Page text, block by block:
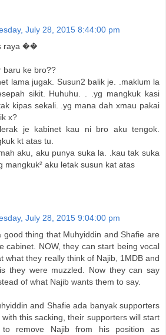
July 28, 2015 8:44:00 pm
raya ��
baru ke bro??
lama jugak. Susun2 balik je. .maklum la
sikit. Huhuhu. . .yg mangkuk kasi
kipas sekali. .yg mana dah xmau pakai
x?
je kabinet kau ni bro aku tengok.
kt atas tu.
aku, aku punya suka la. .kau tak suka
mangkuk² aku letak susun kat atas
July 28, 2015 9:04:00 pm
good thing that Muhyiddin and Shafie are
cabinet. NOW, they can start being vocal
what they really think of Najib, 1MDB and
they were muzzled. Now they can say
of what Najib wants them to say.
and Shafie ada banyak supporters
this sacking, their supporters will start
remove Najib from his position as